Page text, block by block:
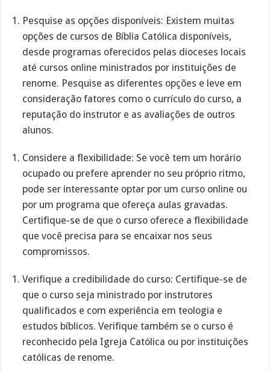
Pesquise as opções disponíveis: Existem muitas
opções de cursos de Bíblia Católica disponíveis,
desde programas oferecidos pelas dioceses locais
até cursos online ministrados por instituições de
renome. Pesquise as diferentes opções e leve em
consideração fatores como o currículo do curso, a
reputação do instrutor e as avaliações de outros
alunos.
Considere a flexibilidade: Se você tem um horário
ocupado ou prefere aprender no seu próprio ritmo,
pode ser interessante optar por um curso online ou
por um programa que ofereça aulas gravadas.
Certifique-se de que o curso oferece a flexibilidade
que você precisa para se encaixar nos seus
compromissos.
Verifique a credibilidade do curso: Certifique-se de
que o curso seja ministrado por instrutores
qualificados e com experiência em teologia e
estudos bíblicos. Verifique também se o curso é
reconhecido pela Igreja Católica ou por instituições
católicas de renome.